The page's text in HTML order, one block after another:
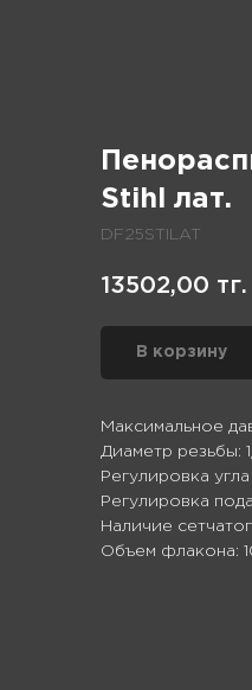
Stihl лат.
DF25STILAT
13502,00 тг.
В корзину
Максимальное
Диаметр резьбы:
Регулировка
Регулировка
Наличие
Объем флакона: